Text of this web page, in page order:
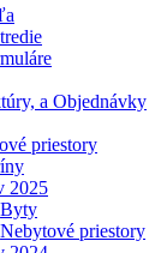
a Objednávky
priestory
2025
Byty
Nebytové priestory